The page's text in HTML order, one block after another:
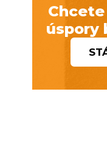
úspory